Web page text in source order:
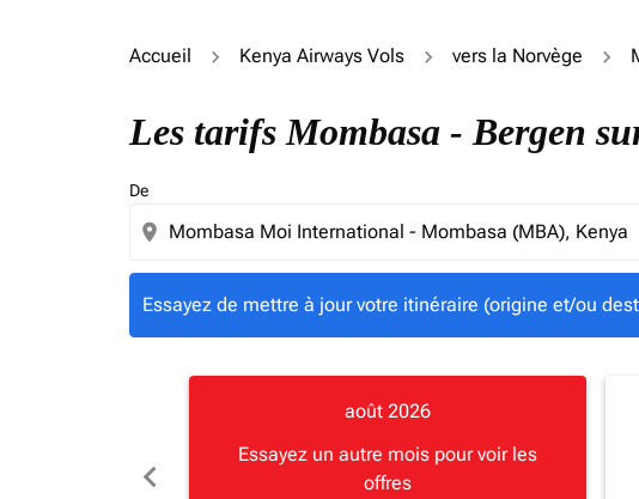
Accueil Kenya Airways Vols vers la Norvège
Les tarifs Mombasa - Bergen
De
location_on
Essayez de mettre à jour votre itinéraire (origine et/ou
Essayez de mettre à jour votre itinéraire (origine et/ou
chevron_left
août 2026
Essayez un autre mois pour voir les
offres